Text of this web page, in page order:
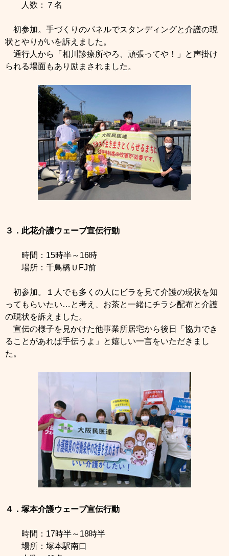
人数：７名
初参加。手づくりのパネルでスタンディングと介護の現
状とやりがいを訴えました。
通行人から「相川診療所やろ、頑張ってや！」と声掛け
られる場面もあり励まされました。
３．此花介護ウェーブ宣伝行動
時間：15時半～16時
場所：千鳥橋ＵFJ前
初参加。１人でも多くの人にビラを見て介護の現状を知
ってもらいたい…と考え、お茶と一緒にチラシ配布と介護
の現状を訴えました。
宣伝の様子を見かけた他事業所居宅から後日「協力でき
ることがあれば手伝うよ」と嬉しい一言をいただきまし
た。
４．塚本介護ウェーブ宣伝行動
時間：17時半～18時半
場所：塚本駅南口